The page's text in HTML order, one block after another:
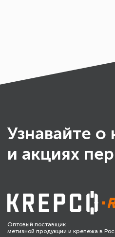
Узнавайте о
и акциях
Оптовый поставщик
метизной продукции и крепежа в